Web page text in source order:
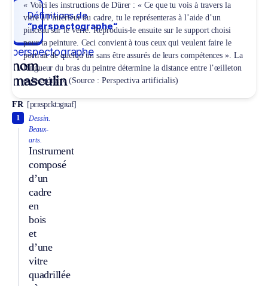
Définitions de
“perspectographe“
perspectographe
nom
masculin
FR [pɛʀspɛktɔgʀaf]
Dessin.
Beaux-
arts.
Instrument
composé
d’un
cadre
en
bois
et
d’une
vitre
quadrillée
1
« Voici les instructions de Dürer : « Ce que tu vois à travers la
vitre à l’intérieur du cadre, tu le représenteras à l’aide d’un
pinceau sur le verre. Reproduis-le ensuite sur le support choisi
pour ta peinture. Ceci convient à tous ceux qui veulent faire le
portrait de quelqu’un sans être assurés de leurs compétences ». La
longueur du bras du peintre détermine la distance entre l’œilleton
et le cadre. » (Source : Perspectiva artificialis)